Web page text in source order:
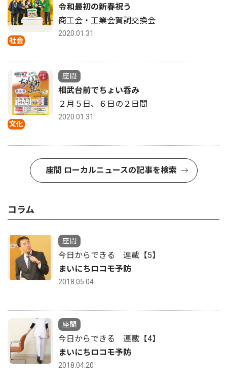
社会
令和最初の新春祝う
商工会・工業会賀詞交換会
2020.01.31
文化
座間
相武台前でちょい呑み
２月５日、６日の２日間
2020.01.31
座間 ローカルニュースの記事を検索
コラム
座間
今日からできる 連載【5】
まいにちロコモ予防
2018.05.04
座間
今日からできる 連載【4】
まいにちロコモ予防
2018.04.20